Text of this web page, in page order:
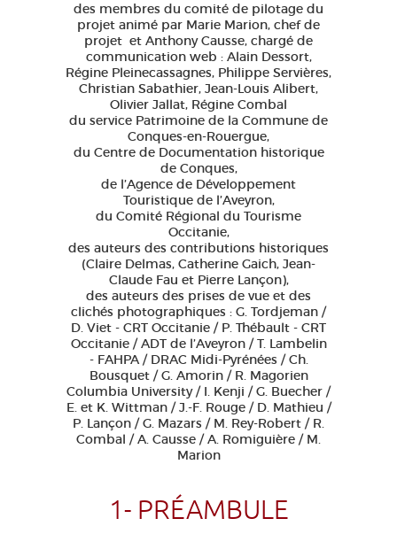
des membres du comité de pilotage du
projet animé par Marie Marion, chef de
projet et Anthony Causse, chargé de
communication web : Alain Dessort,
Régine Pleinecassagnes, Philippe Servières,
Christian Sabathier, Jean-Louis Alibert,
Olivier Jallat, Régine Combal
du service Patrimoine de la Commune de
Conques-en-Rouergue,
du Centre de Documentation historique
de Conques,
de l’Agence de Développement
Touristique de l’Aveyron,
du Comité Régional du Tourisme
Occitanie,
des auteurs des contributions historiques
(Claire Delmas, Catherine Gaich, Jean-
Claude Fau et Pierre Lançon),
des auteurs des prises de vue et des
clichés photographiques : G. Tordjeman /
D. Viet - CRT Occitanie / P. Thébault - CRT
Occitanie / ADT de l’Aveyron / T. Lambelin
- FAHPA / DRAC Midi-Pyrénées / Ch.
Bousquet / G. Amorin / R. Magorien
Columbia University / I. Kenji / G. Buecher /
E. et K. Wittman / J.-F. Rouge / D. Mathieu /
P. Lançon / G. Mazars / M. Rey-Robert / R.
Combal / A. Causse / A. Romiguière / M.
Marion
1- PRÉAMBULE